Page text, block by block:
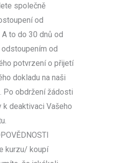
společně
od
to do 30 dnů od
od
potvrzení o přijetí
dokladu na naši
Po obdržení žádosti
k deaktivaci Vašeho
kurzu/ koupí